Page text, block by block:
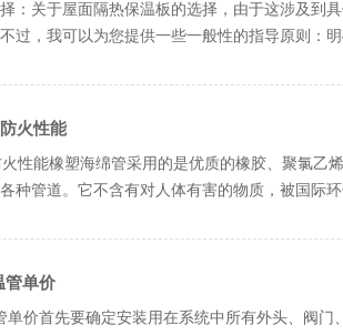
：关于屋面隔热保温板的选择，由于这涉及到
过，我可以为您提供一些一般性的指导原则：‌
火性能
性能橡塑海绵管采用的是优质的橡胶、聚氯乙
种管道。它不含有对人体有害的物质，被国际
管单价
单价首先要确定安装用在系统中所有外头、阀